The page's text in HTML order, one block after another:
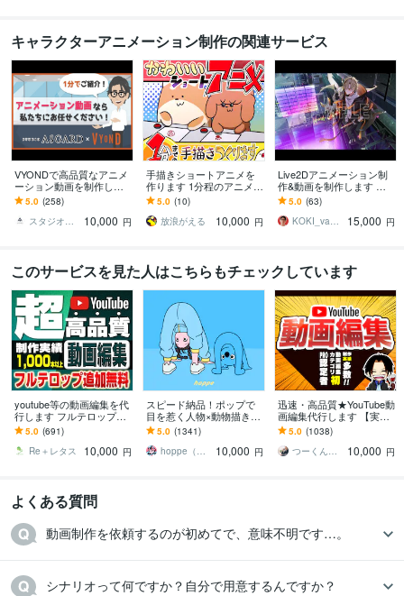
キャラクターアニメーション制作の関連サービス
VYONDで高品質なアニメ
ーション動画を制作しま
す 最短5日~ 納品可！企業
PR youtube サービス紹
介！
5.0 (258)
スタジオアスガルド
10,000 円
手描きショートアニメを
作ります 1分程のアニメを
youtube動画などにいかが
ですか？
5.0 (10)
放浪がえる
10,000 円
Live2Dアニメーション制
作&動画を制作します 大
手ギャルゲー導入実績あ
り！1枚絵の状態でOKで
す♪
5.0 (63)
KOKI_vananastudio
15,000 円
このサービスを見た人はこちらもチェックしています
youtube等の動画編集を代
行します フルテロップ追
加料金なし！丸投げOK！
5.0 (691)
Re＋レタス
10,000 円
スピード納品！ポップで
目を惹く人物×動物描きま
す 挿絵・動画・グッズな
ど鮮やかな配色で個性を
出したい方へ
5.0 (1341)
hoppe（ほっぺ）
10,000 円
迅速・高品質★YouTube動
画編集代行します 【実績
多数!!】企業・店舗・芸能
事務所等ご依頼いただい
てます
5.0 (1038)
つーくん┃動画編集屋
10,000 円
よくある質問
動画制作を依頼するのが初めてで、意味不明です…。
シナリオって何ですか？自分で用意するんですか？